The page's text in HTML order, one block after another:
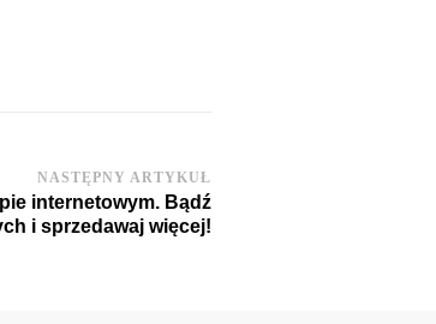
NASTĘPNY ARTYKUŁ
internetowym. Bądź
i sprzedawaj więcej!